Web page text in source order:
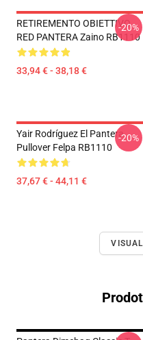
RETIREMENTO OBIETTIVO
RED PANTERA Zaino RB1110
33,94 € - 38,18 €
-20%
Yair Rodríguez El Pantera
Pullover Felpa RB1110
37,67 € - 44,11 €
-20%